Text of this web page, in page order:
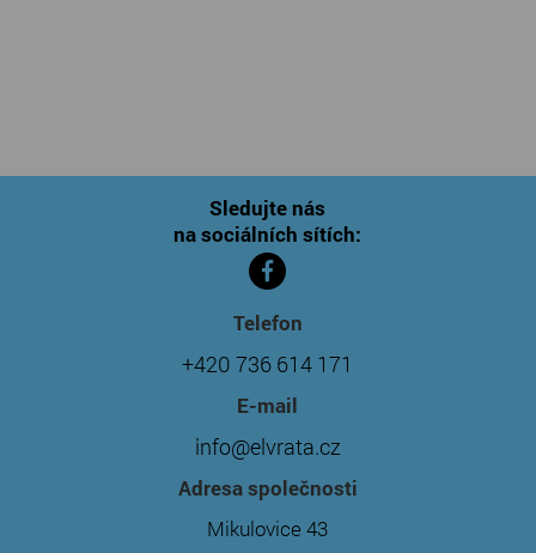
Sledujte nás
na sociálních sítích:
Telefon
+420 736 614 171
E-mail
info@elvrata.cz
Adresa společnosti
Mikulovice 43